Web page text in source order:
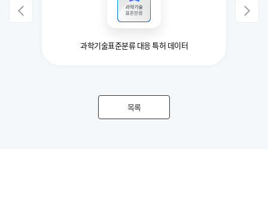
과학기술표준분류 대응 특허 데이터
목록